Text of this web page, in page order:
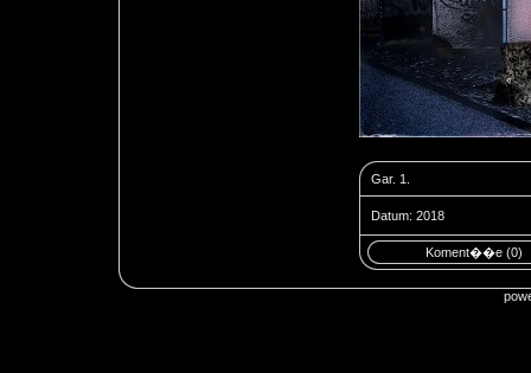
Gar. 1.
Datum: 2018
Koment��e (0)